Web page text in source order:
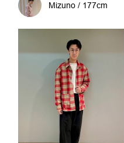
Mizuno / 177cm